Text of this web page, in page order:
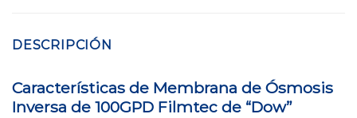
DESCRIPCIÓN
Características de Membrana de Ósmosis
Inversa de 100GPD Filmtec de “Dow”